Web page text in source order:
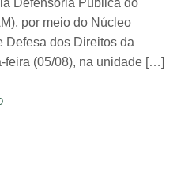
Defensoria Pública do
por meio do Núcleo
Defesa dos Direitos da
feira (05/08), na unidade […]